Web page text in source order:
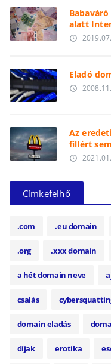
alatt
access_time
Eladó
access_time
Az
fillért
access_time
Címkefelhő
.com .eu domain
.org .xxx domain
a hét domain neve
csalás
domain eladás
díjak erotika